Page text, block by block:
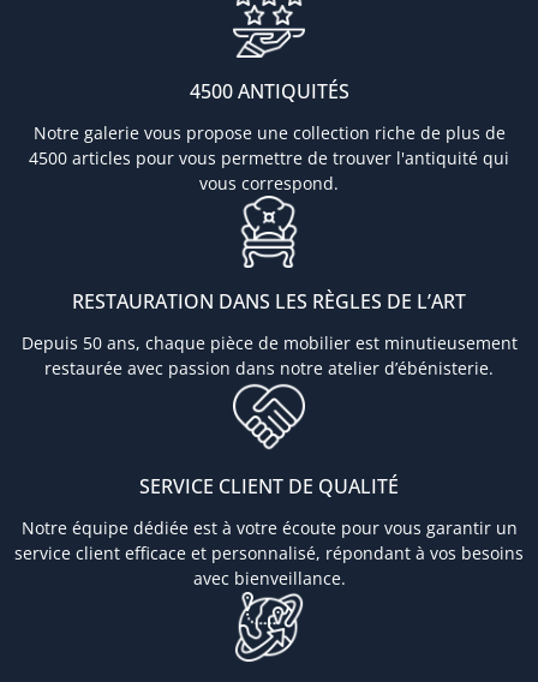
4500 ANTIQUITÉS
Notre galerie vous propose une collection riche de plus de
4500 articles pour vous permettre de trouver l'antiquité qui
vous correspond.
RESTAURATION DANS LES RÈGLES DE L’ART
Depuis 50 ans, chaque pièce de mobilier est minutieusement
restaurée avec passion dans notre atelier d’ébénisterie.
SERVICE CLIENT DE QUALITÉ
Notre équipe dédiée est à votre écoute pour vous garantir un
service client efficace et personnalisé, répondant à vos besoins
avec bienveillance.